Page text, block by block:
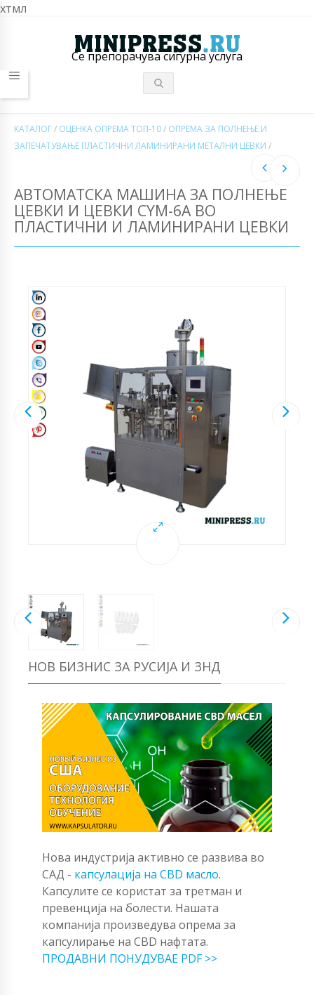
хтмл
Се препорачува сигурна услуга
КАТАЛОГ/ ОЦЕНКА ОПРЕМА ТОП-10/ ОПРЕМА ЗА ПОЛНЕЊЕ И
ЗАПЕЧАТУВАЊЕ ПЛАСТИЧНИ ЛАМИНИРАНИ МЕТАЛНИ ЦЕВКИ /
АВТОМАТСКА МАШИНА ЗА ПОЛНЕЊЕ
ЦЕВКИ И ЦЕВКИ CYM-6A ВО
ПЛАСТИЧНИ И ЛАМИНИРАНИ ЦЕВКИ
НОВ БИЗНИС ЗА РУСИЈА И ЗНД
Нова индустрија активно се развива во
САД - капсулација на CBD масло.
Капсулите се користат за третман и
превенција на болести. Нашата
компанија произведува опрема за
капсулирање на CBD нафтата.
ПРОДАВНИ ПОНУДУВАЕ PDF >>